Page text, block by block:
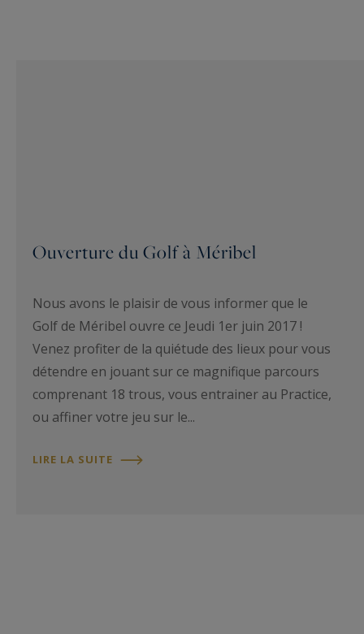
Ouverture du Golf à Méribel
Nous avons le plaisir de vous informer que le
Golf de Méribel ouvre ce Jeudi 1er juin 2017 !
Venez profiter de la quiétude des lieux pour vous
détendre en jouant sur ce magnifique parcours
comprenant 18 trous, vous entrainer au Practice,
ou affiner votre jeu sur le...
LIRE LA SUITE